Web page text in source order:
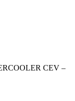
CEV –